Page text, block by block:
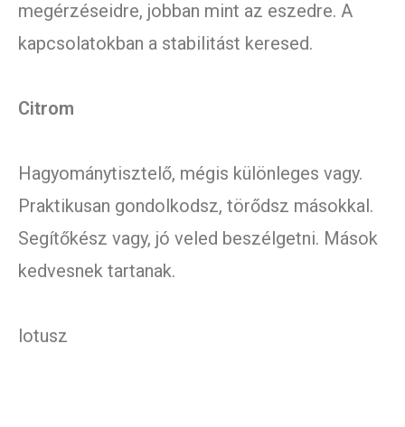
megérzéseidre, jobban mint az eszedre. A
kapcsolatokban a stabilitást keresed.
Citrom
Hagyománytisztelő, mégis különleges vagy.
Praktikusan gondolkodsz, törődsz másokkal.
Segítőkész vagy, jó veled beszélgetni. Mások
kedvesnek tartanak.
lotusz